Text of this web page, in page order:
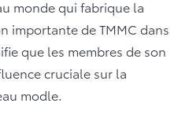
monde qui fabrique la
importante de TMMC dans
que les membres de son
cruciale sur la
modle.